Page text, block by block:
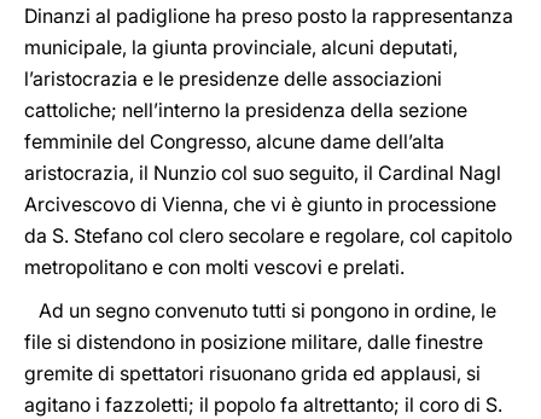
Dinanzi al padiglione ha preso posto la rappresentanza
municipale, la giunta provinciale, alcuni deputati,
l’aristocrazia e le presidenze delle associazioni
cattoliche; nell’interno la presidenza della sezione
femminile del Congresso, alcune dame dell’alta
aristocrazia, il Nunzio col suo seguito, il Cardinal Nagl
Arcivescovo di Vienna, che vi è giunto in processione
da S. Stefano col clero secolare e regolare, col capitolo
metropolitano e con molti vescovi e prelati.
Ad un segno convenuto tutti si pongono in ordine, le
file si distendono in posizione militare, dalle finestre
gremite di spettatori risuonano grida ed applausi, si
agitano i fazzoletti; il popolo fa altrettanto; il coro di S.